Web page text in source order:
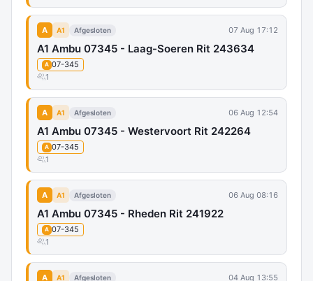
A A1 Afgesloten 07 Aug 17:12
A1 Ambu 07345 - Laag-Soeren Rit 243634
A 07-345
1
A A1 Afgesloten 06 Aug 12:54
A1 Ambu 07345 - Westervoort Rit 242264
A 07-345
1
A A1 Afgesloten 06 Aug 08:16
A1 Ambu 07345 - Rheden Rit 241922
A 07-345
1
A A1 Afgesloten 04 Aug 13:55